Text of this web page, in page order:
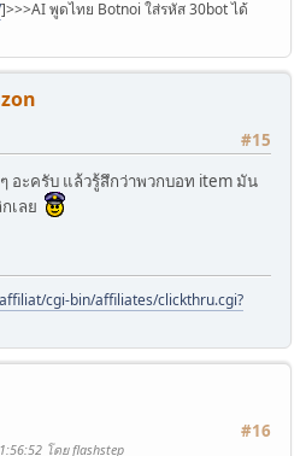
]>>>AI พูดไทย Botnoi ใส่รหัส 30bot ได้
#15
อะครับ แล้วรู้สึกว่าพวกบอท item มัน
เลย
cgi-bin/affiliates/clickthru.cgi?
#16
โดย flashstep